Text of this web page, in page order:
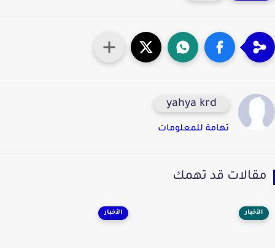
yahya krd
تهامة للمعلومات
قد تهمك
الأخبار الأخبار